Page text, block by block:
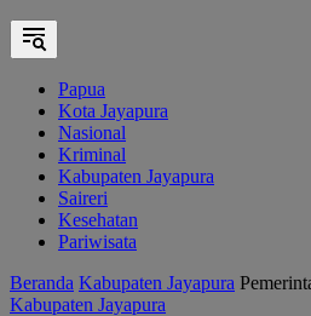
Papua
Kota Jayapura
Nasional
Kriminal
Kabupaten Jayapura
Saireri
Kesehatan
Pariwisata
Beranda Kabupaten Jayapura
Kabupaten Jayapura